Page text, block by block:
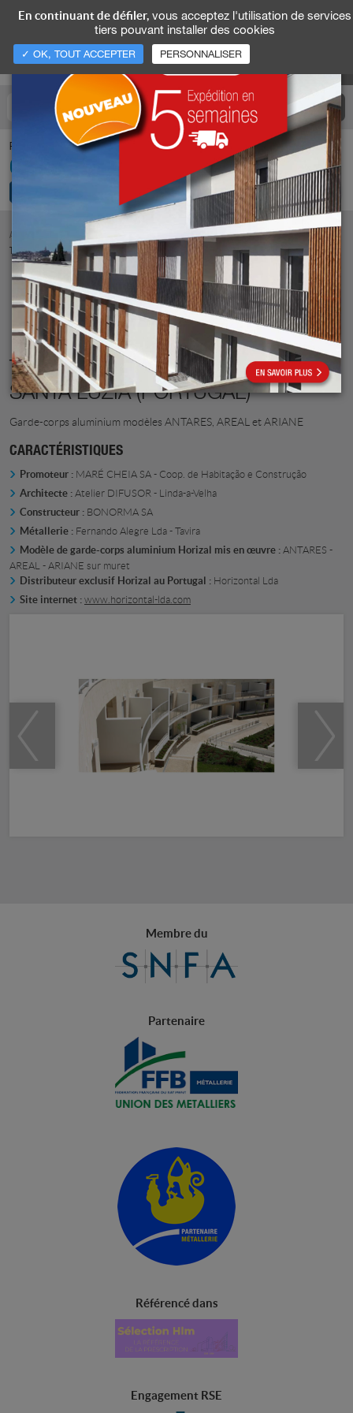
Pour nous appeler
04 74 93 25 35
ACCUEIL
TAVIRA AÇOTEIAS DO BARRIL - SANTA LUZIA (PORTUGAL)
UNE QUESTION SUR CETTE RÉALISATION ?
DEMANDE D'ÉTUDE
TAVIRA AÇOTEIAS DO BARRIL -
SANTA LUZIA (PORTUGAL)
Garde-corps aluminium modèles ANTARES, AREAL et ARIANE
CARACTÉRISTIQUES
Promoteur : MARÉ CHEIA SA - Coop. de Habitação e Construção
Architecte : Atelier DIFUSOR - Linda-a-Velha
Constructeur : BONORMA SA
Métallerie : Fernando Alegre Lda - Tavira
Modèle de garde-corps aluminium Horizal mis en œuvre : ANTARES -
AREAL - ARIANE sur muret
Distributeur exclusif Horizal au Portugal : Horizontal Lda
Site internet : www.horizontal-lda.com
Membre du
Partenaire
Référencé dans
Engagement RSE
En continuant de défiler,vous acceptez l'utilisation de services
tiers pouvant installer des cookies
✓ OK, TOUT ACCEPTER PERSONNALISER